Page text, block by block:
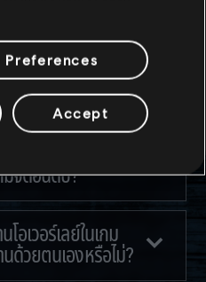
ผู้ที่โกงอย่างไร?
รตรวจสอบใด ๆ เพื่อ
จัดอันดับ?
อเวอร์เลย์ในเกม
ด้วยตนเองหรือไม่?
Preferences
Accept